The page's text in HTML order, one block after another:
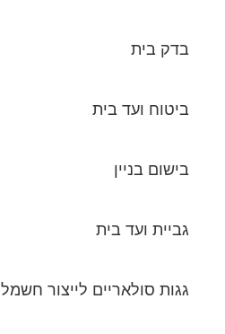
בדק בית
ביטוח ועד בית
בישום בניין
גביית ועד בית
גגות סולאריים לייצור חשמל